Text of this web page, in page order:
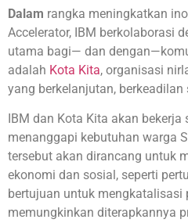
Dalam rangka meningkatkan
Accelerator, IBM berkolaborasi
utama bagi— dan
adalah Kota Kita, organisasi
yang berkelanjutan,
IBM dan Kota Kita akan
menanggapi kebutuhan warga
tersebut akan dirancang untuk
ekonomi dan sosial, seperti
bertujuan untuk
memungkinkan diterapkannya